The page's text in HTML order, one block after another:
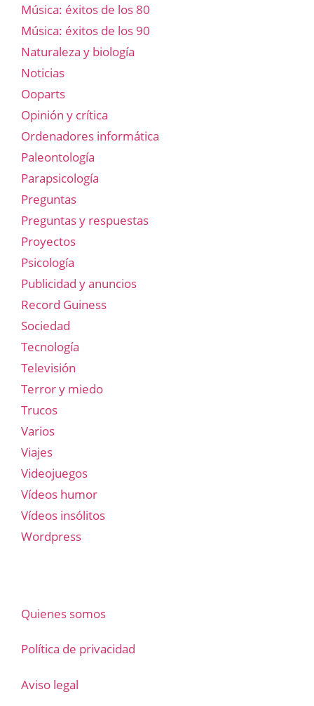
Música: éxitos de los 80
Música: éxitos de los 90
Naturaleza y biología
Noticias
Ooparts
Opinión y crítica
Ordenadores informática
Paleontología
Parapsicología
Preguntas
Preguntas y respuestas
Proyectos
Psicología
Publicidad y anuncios
Record Guiness
Sociedad
Tecnología
Televisión
Terror y miedo
Trucos
Varios
Viajes
Videojuegos
Vídeos humor
Vídeos insólitos
Wordpress
Quienes somos
Política de privacidad
Aviso legal